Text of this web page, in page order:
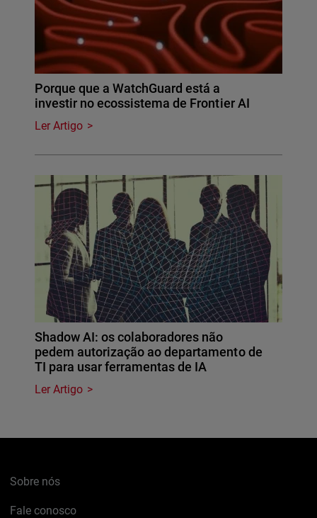
Porque que a WatchGuard está a
investir no ecossistema de Frontier AI
Ler Artigo
Shadow AI: os colaboradores não
pedem autorização ao departamento de
TI para usar ferramentas de IA
Ler Artigo
Sobre nós
Fale conosco